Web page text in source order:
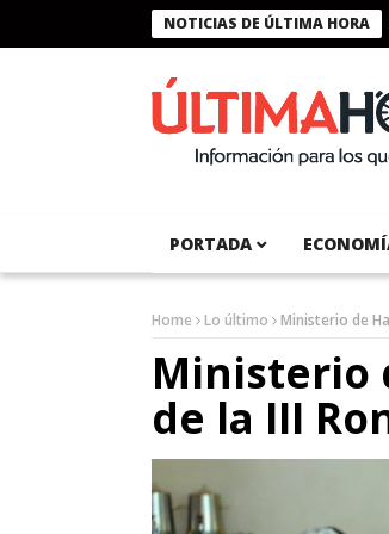
NOTICIAS DE ÚLTIMA HORA
Presidente Bukele condecora a
PORTADA
Home Lo último Ministerio de
Ministerio
de la III